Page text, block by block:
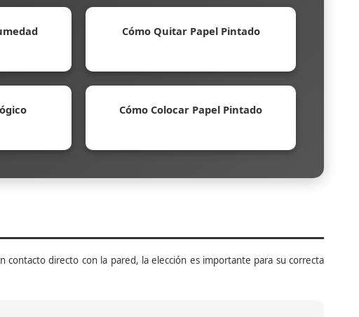
Cómo Quitar Papel Pintado
Cómo Colocar Papel Pintado
directo con la pared, la elección es importante para su correcta